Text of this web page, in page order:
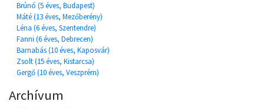
Brúnó (5 éves, Budapest)
Máté (13 éves, Mezőberény)
Léna (6 éves, Szentendre)
Fanni (6 éves, Debrecen)
Barnabás (10 éves, Kaposvár)
Zsolt (15 éves, Kistarcsa)
Gergő (10 éves, Veszprém)
Archívum